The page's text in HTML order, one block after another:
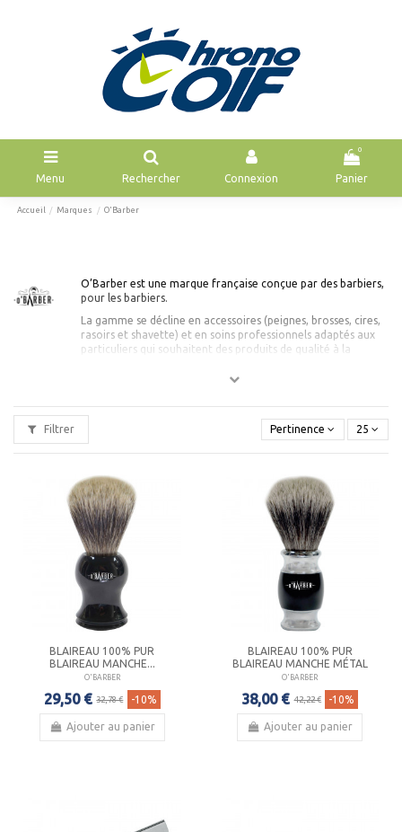
Menu Rechercher Connexion
0
Panier
Accueil Marques O'Barber
O’Barber est une marque française conçue par des barbiers,
pour les barbiers.
La gamme se décline en accessoires (peignes, brosses, cires,
rasoirs et shavette) et en soins professionnels adaptés aux
particuliers qui souhaitent des produits de qualité à la
O’Barber c'est la qualité Made in France avec des soins
Filtrer Pertinence 25
BLAIREAU 100% PUR
BLAIREAU MANCHE...
O'BARBER
29,50 € 32,78 € -10%
Ajouter au panier
BLAIREAU 100% PUR
BLAIREAU MANCHE MÉTAL
O'BARBER
38,00 € 42,22 € -10%
Ajouter au panier